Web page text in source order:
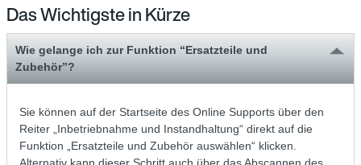
Das Wichtigste in Kürze
Wie gelange ich zur Funktion “Ersatzteile und
Zubehör”?
Sie können auf der Startseite des Online Supports über den
Reiter „Inbetriebnahme und Instandhaltung“ direkt auf die
Funktion „Ersatzteile und Zubehör auswählen“ klicken.